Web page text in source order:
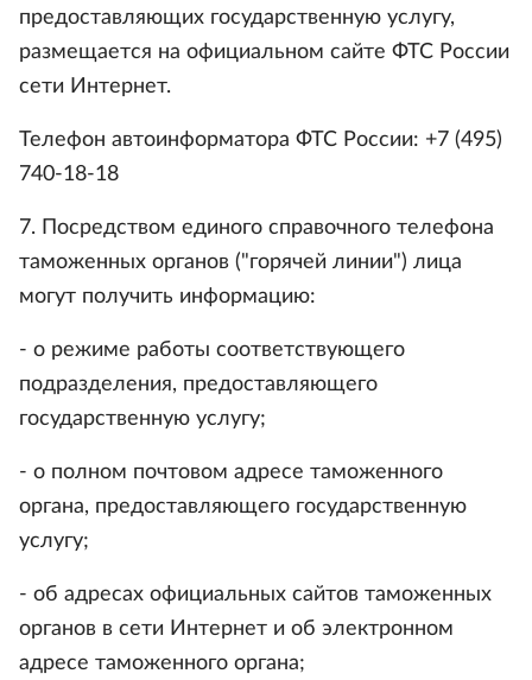
предоставляющих государственную услугу,
размещается на официальном сайте ФТС России
сети Интернет.
Телефон автоинформатора ФТС Росcии: +7 (495)
740-18-18
7. Посредством единого справочного телефона
таможенных органов ("горячей линии") лица
могут получить информацию:
- о режиме работы соответствующего
подразделения, предоставляющего
государственную услугу;
- о полном почтовом адресе таможенного
органа, предоставляющего государственную
услугу;
- об адресах официальных сайтов таможенных
органов в сети Интернет и об электронном
адресе таможенного органа;